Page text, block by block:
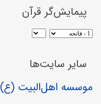
پیمایش‌گر قرآن
سایر سایت‌ها
موسسه اهل‌البیت (ع)